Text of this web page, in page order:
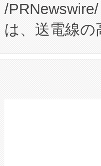
プログラム
に関する技
構造化トレ
上げおよび
設備整備お
加組織は、
選定された
取得できる
た。 Voltaiq
定、統合、
安全性を追
増加してい
る電力網に
事業者の負
系統連系を
限を超えて
/
は、送電線
や穀物倉庫
リューショ
したAvia 2
狭視野の
ケーブル、
なレーザー